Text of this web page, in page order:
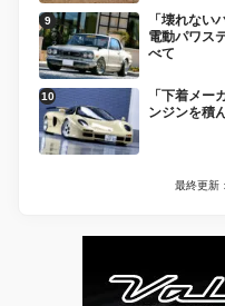
「壊れな
電動パワス
べて
「下着メー
ンジンを積
最終更新